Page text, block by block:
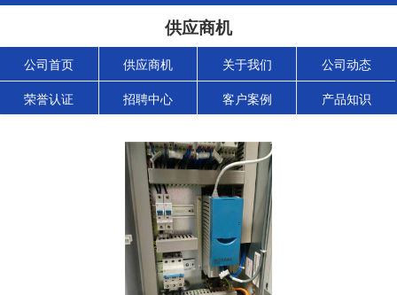
供应商机
公司首页 供应商机 关于我们 公司动态
荣誉认证 招聘中心 客户案例 产品知识